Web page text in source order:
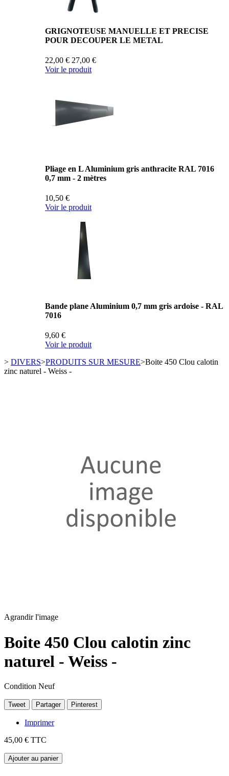
GRIGNOTEUSE MANUELLE ET PRECISE
POUR DECOUPER LE METAL
22,00 € 27,00 €
Voir le produit
Pliage en L Aluminium gris anthracite RAL 7016
0,7 mm - 2 mètres
10,50 €
Voir le produit
Bande plane Aluminium 0,7 mm gris ardoise - RAL
7016
9,60 €
Voir le produit
> DIVERS>PRODUITS SUR MESURE>Boite 450 Clou calotin
zinc naturel - Weiss -
Agrandir l'image
Boite 450 Clou calotin zinc
naturel - Weiss -
Condition Neuf
Tweet Partager Pinterest
Imprimer
45,00 € TTC
Ajouter au panier